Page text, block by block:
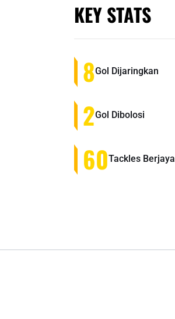
KEY STATS
8Gol Dijaringkan
2Gol Dibolosi
60Tackles Berjaya